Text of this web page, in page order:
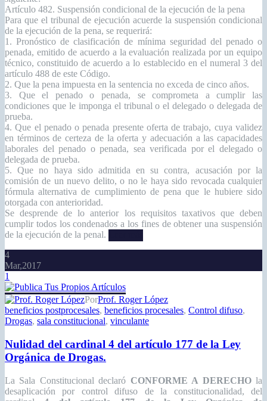
Artículo 482. Suspensión condicional de la ejecución de la pena
Para que el tribunal de ejecución acuerde la suspensión condicional
de la ejecución de la pena, se requerirá:
1. Pronóstico de clasificación de mínima seguridad del penado o
penada, emitido de acuerdo a la evaluación realizada por un equipo
técnico, constituido de acuerdo a lo establecido en el numeral 3 del
artículo 488 de este Código.
2. Que la pena impuesta en la sentencia no exceda de cinco años.
3. Que el penado o penada, se comprometa a cumplir las
condiciones que le imponga el tribunal o el delegado o delegada de
prueba.
4. Que el penado o penada presente oferta de trabajo, cuya validez
en términos de certeza de la oferta y adecuación a las capacidades
laborales del penado o penada, sea verificada por el delegado o
delegada de prueba.
5. Que no haya sido admitida en su contra, acusación por la
comisión de un nuevo delito, o no le haya sido revocada cualquier
fórmula alternativa de cumplimiento de pena que le hubiere sido
otorgada con anterioridad.
Se desprende de lo anterior los requisitos taxativos que deben
cumplir todos los condenados a los fines de obtener una suspensión
de la ejecución de la penal.
4
Mar,2017
1
PorProf. Roger López
beneficios postprocesales, beneficios procesales, Control difuso,
Drogas, sala constitucional, vinculante
Nulidad del cardinal 4 del artículo 177 de la Ley
Orgánica de Drogas.
La Sala Constitucional declaró CONFORME A DERECHOla
desaplicación
por control difuso de
la constitucionalidad, del